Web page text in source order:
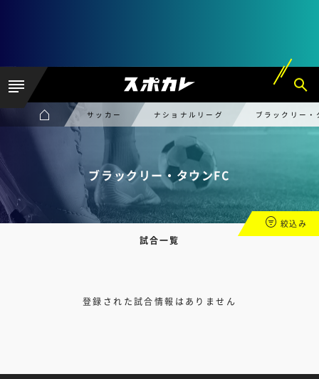
サッカー ナショナルリーグ ブラックリー・
ブラックリー・タウンFC
試合一覧
絞込み
登録された試合情報はありません